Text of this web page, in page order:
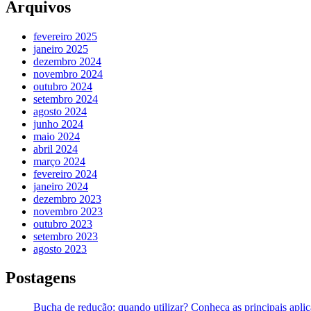
Arquivos
fevereiro 2025
janeiro 2025
dezembro 2024
novembro 2024
outubro 2024
setembro 2024
agosto 2024
junho 2024
maio 2024
abril 2024
março 2024
fevereiro 2024
janeiro 2024
dezembro 2023
novembro 2023
outubro 2023
setembro 2023
agosto 2023
Postagens
Bucha de redução: quando utilizar? Conheça as principais